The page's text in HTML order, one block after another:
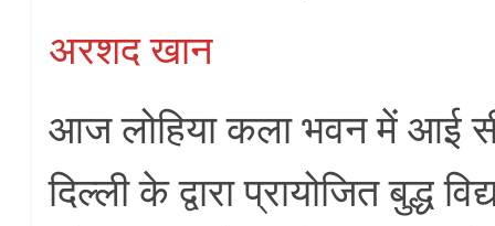
अरशद खान
आज लोहिया कला भवन में आई
दिल्ली के द्वारा प्रायोजित बुद्ध